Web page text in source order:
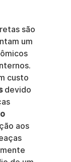
são
um
custo
devido
aos